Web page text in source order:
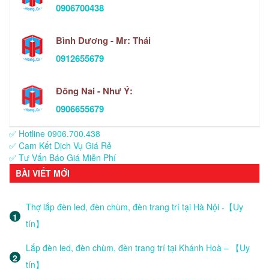
0906700438
Bình Dương - Mr: Thái
0912655679
Đông Nai - Như Ý:
0906655679
✅ Hotline 0906.700.438
✅ Cam Kết Dịch Vụ Giá Rẻ
✅ Tư Vấn Báo Giá Miễn Phí
BÀI VIẾT MỚI
Thợ lắp đèn led, đèn chùm, đèn trang trí tại Hà Nội -【Uy
tín】
Lắp đèn led, đèn chùm, đèn trang trí tại Khánh Hoà – 【Uy
tín】